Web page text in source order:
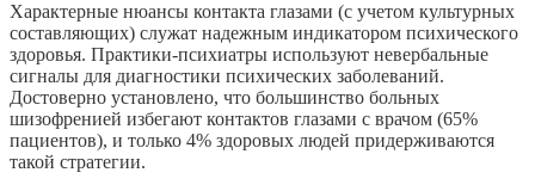
Характерные нюансы контакта глазами (с учетом культурных
составляющих) служат надежным индикатором психического
здоровья. Практики-психиатры используют невербальные
сигналы для диагностики психических заболеваний.
Достоверно установлено, что большинство больных
шизофренией избегают контактов глазами с врачом (65%
пациентов), и только 4% здоровых людей придерживаются
такой стратегии.